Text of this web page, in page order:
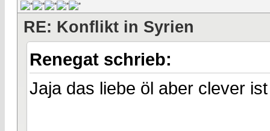
RE: Konflikt in Syrien
Renegat schrieb:
Jaja das liebe öl aber clever